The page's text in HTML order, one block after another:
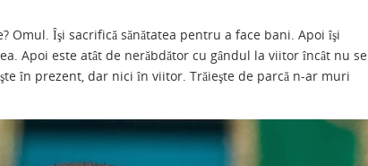
ar
ză
Omul. Îşi sacrifică sănătatea pentru a face bani. Apoi îşi
Apoi este atât de nerăbdător cu gândul la viitor încât nu se
în prezent, dar nici în viitor. Trăieşte de parcă n-ar muri